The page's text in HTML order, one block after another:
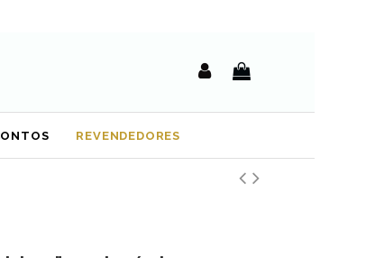
REVENDEDORES